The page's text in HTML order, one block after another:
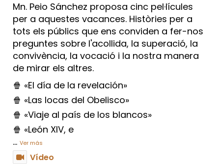
Mn. Peio Sánchez proposa cinc pel·lícules
per a aquestes vacances. Històries per a
tots els públics que ens conviden a fer-nos
preguntes sobre l'acollida, la superació, la
convivència, la vocació i la nostra manera
de mirar els altres.
🍿 «El día de la revelación»
🍿 «Las locas del Obelisco»
🍿 «Viaje al país de los blancos»
🍿 «León XIV, e
... Ver más
Vídeo